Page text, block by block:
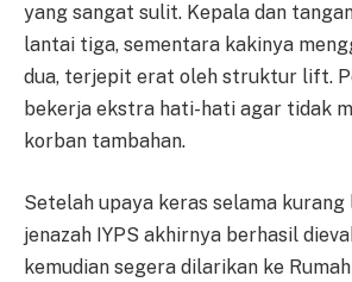
yang sangat sulit. Kepala dan
lantai tiga, sementara kakinya
dua, terjepit erat oleh struktur lift.
bekerja ekstra hati-hati agar tidak
korban tambahan.
Setelah upaya keras selama
jenazah IYPS akhirnya berhasil
kemudian segera dilarikan ke